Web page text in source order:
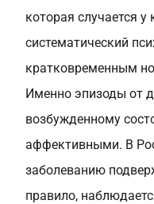
которая случается
систематический
кратковременным
Именно эпизоды от
возбужденному
аффективными. В
заболеванию
правило,